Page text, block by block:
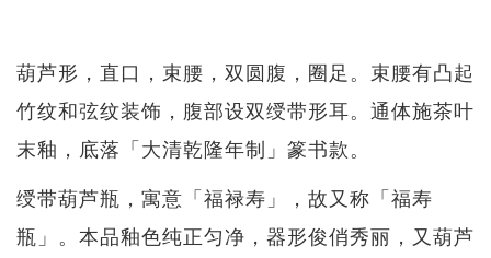
葫芦形，直口，束腰，双圆腹，圈足。束腰有凸起
竹纹和弦纹装饰，腹部设双绶带形耳。通体施茶叶
末釉，底落「大清乾隆年制」篆书款。
绶带葫芦瓶，寓意「福禄寿」，故又称「福寿
瓶」。本品釉色纯正匀净，器形俊俏秀丽，又葫芦